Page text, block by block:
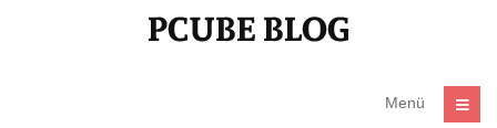
Menü